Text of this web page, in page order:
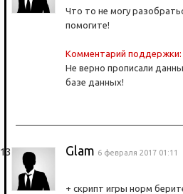
Что то не могу
помогите!
Комментарий поддержки:
Не верно прописали
базе данных!
Glam 6 февраля 2017 01:11
+ скрипт игры норм